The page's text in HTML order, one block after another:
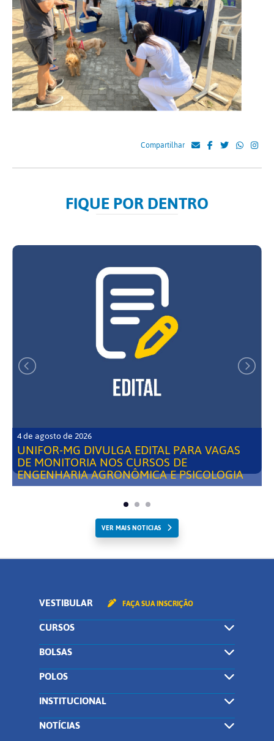
Compartilhar
FIQUE POR DENTRO
4 de agosto de 2026
UNIFOR-MG DIVULGA EDITAL PARA VAGAS
DE MONITORIA NOS CURSOS DE
ENGENHARIA AGRONÔMICA E PSICOLOGIA
VER MAIS NOTICIAS
VESTIBULAR FAÇA SUA INSCRIÇÃO
CURSOS
BOLSAS
POLOS
INSTITUCIONAL
NOTÍCIAS